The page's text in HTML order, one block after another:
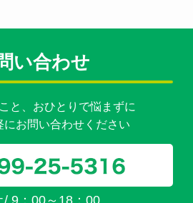
い合わせ
と、おひとりで悩まずに
にお問い合わせください
/ 9：00～18：00